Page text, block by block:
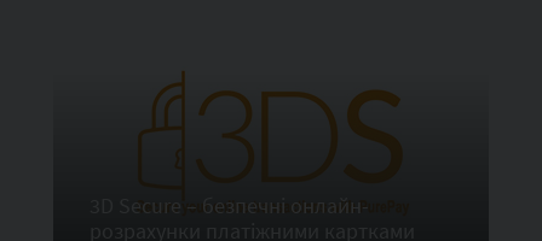
3D Secure – безпечні онлайн-